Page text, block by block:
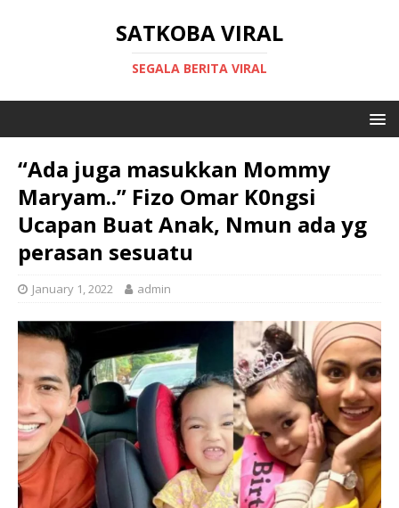
SATKOBA VIRAL
SEGALA BERITA VIRAL
“Ada juga masukkan Mommy
Maryam..” Fizo Omar K0ngsi
Ucapan Buat Anak, Nmun ada yg
perasan sesuatu
January 1, 2022 admin